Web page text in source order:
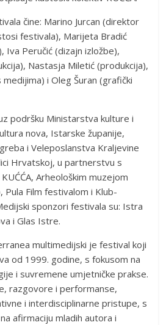
čine: Marino Jurcan (direktor
festivala), Marijeta Bradić
Iva Peručić (dizajn izložbe),
Nastasja Miletić (produkcija),
i Oleg Šuran (grafički
podršku Ministarstva kulture i
nova, Istarske županije,
i Veleposlanstva Kraljevine
Hrvatskoj, u partnerstvu s
Arheološkim muzejom
Film festivalom i Klub-
sponzori festivala su: Istra
i Glas Istre.
multimedijski je festival koji
od 1999. godine, s fokusom na
i suvremene umjetničke prakse.
razgovore i performanse,
i interdisciplinarne pristupe, s
afirmaciju mladih autora i